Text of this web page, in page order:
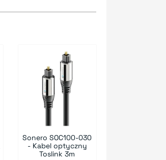
Sonero SOC100-030
- Kabel optyczny
Toslink 3m